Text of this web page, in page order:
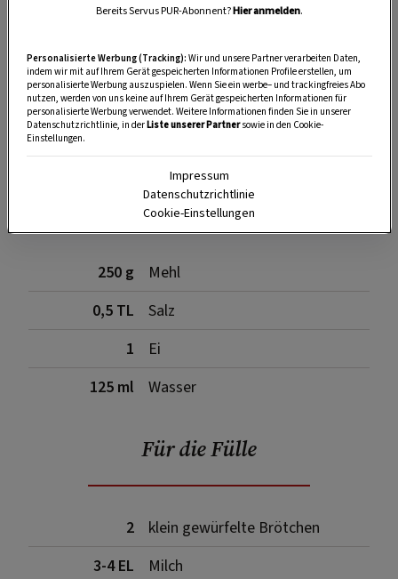
SPEICHERN DRUCKEN
Für den Teig
250 g
Mehl
0,5 TL
Salz
1
Ei
125 ml
Wasser
Für die Fülle
2
klein gewürfelte Brötchen
3-4 EL
Milch
Bereits Servus PUR-Abonnent?Hier anmelden.
Personalisierte Werbung (Tracking): Wir und unsere Partner verarbeiten Daten,
indem wir mit auf Ihrem Gerät gespeicherten Informationen Profile erstellen, um
personalisierte Werbung auszuspielen. Wenn Sie ein werbe– und trackingfreies Abo
nutzen, werden von uns keine auf Ihrem Gerät gespeicherten Informationen für
personalisierte Werbung verwendet. Weitere Informationen finden Sie in unserer
Datenschutzrichtlinie, in derListe unserer Partnersowie in den Cookie-
Einstellungen.
Impressum
Datenschutzrichtlinie
Cookie-Einstellungen